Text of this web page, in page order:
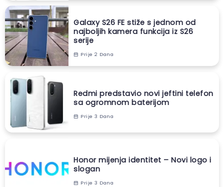
Galaxy S26 FE stiže s jednom od
najboljih kamera funkcija iz S26
serije
Prije 2 Dana
Redmi predstavio novi jeftini telefon
sa ogromnom baterijom
Prije 3 Dana
Honor mijenja identitet – Novi logo i
slogan
Prije 3 Dana